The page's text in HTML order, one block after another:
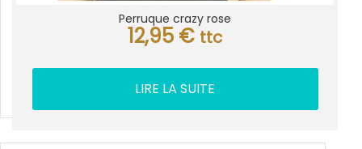
Perruque crazy rose
12,95 € ttc
LIRE LA SUITE